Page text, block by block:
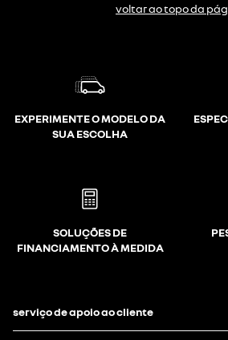
voltar ao topo da
EXPERIMENTE O MODELO DA
SUA ESCOLHA
SOLUÇÕES DE
FINANCIAMENTO À MEDIDA
serviço de apoio ao cliente